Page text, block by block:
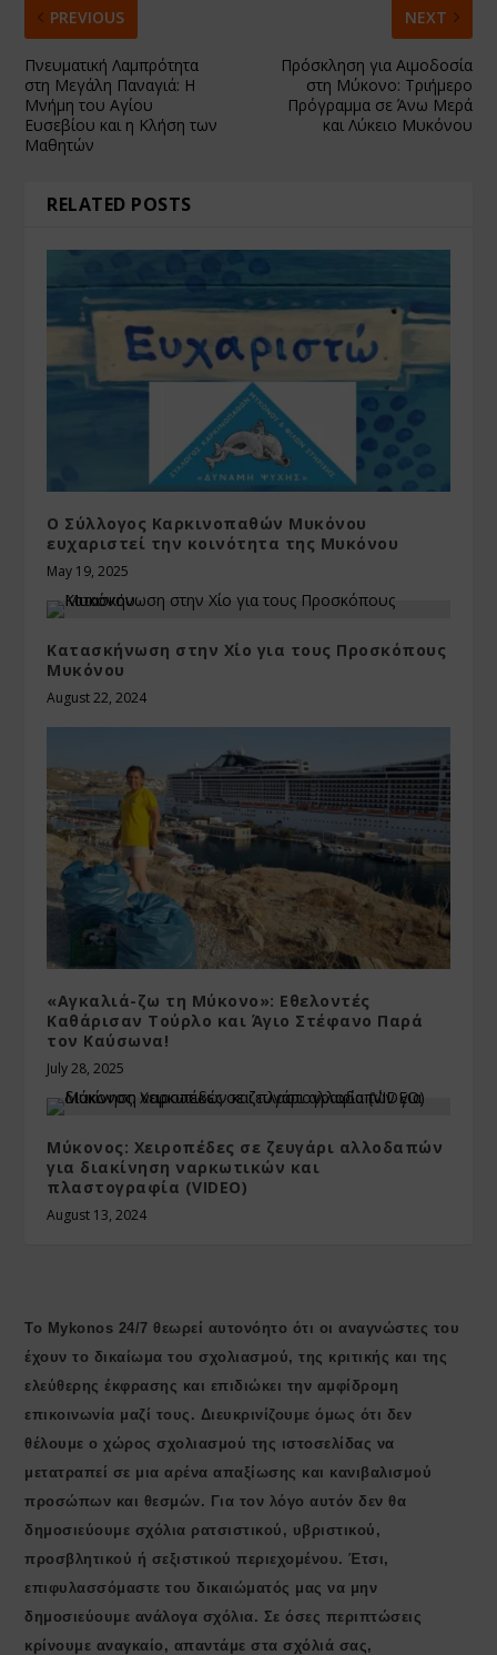
PREVIOUS
Πνευματική Λαμπρότητα
στη Μεγάλη Παναγιά: Η
Μνήμη του Αγίου
Ευσεβίου και η Κλήση των
Μαθητών
NEXT
Πρόσκληση για Αιμοδοσία
στη Μύκονο: Τριήμερο
Πρόγραμμα σε Άνω Μερά
και Λύκειο Μυκόνου
RELATED POSTS
O Σύλλογος Καρκινοπαθών Μυκόνου
ευχαριστεί την κοινότητα της Μυκόνου
May 19, 2025
Κατασκήνωση στην Χίο για τους Προσκόπους
Μυκόνου
August 22, 2024
«Αγκαλιά-ζω τη Μύκονο»: Εθελοντές
Καθάρισαν Τούρλο και Άγιο Στέφανο Παρά
τον Καύσωνα!
July 28, 2025
Μύκονος: Χειροπέδες σε ζευγάρι αλλοδαπών
για διακίνηση ναρκωτικών και
πλαστογραφία (VIDEO)
August 13, 2024
Το Mykonos 24/7 θεωρεί αυτονόητο ότι οι αναγνώστες του
έχουν το δικαίωμα του σχολιασμού, της κριτικής και της
ελεύθερης έκφρασης και επιδιώκει την αμφίδρομη
επικοινωνία μαζί τους. Διευκρινίζουμε όμως ότι δεν
θέλουμε ο χώρος σχολιασμού της ιστοσελίδας να
μετατραπεί σε μια αρένα απαξίωσης και κανιβαλισμού
προσώπων και θεσμών. Για τον λόγο αυτόν δεν θα
δημοσιεύουμε σχόλια ρατσιστικού, υβριστικού,
προσβλητικού ή σεξιστικού περιεχομένου. Έτσι,
επιφυλασσόμαστε του δικαιώματός μας να μην
δημοσιεύουμε ανάλογα σχόλια. Σε όσες περιπτώσεις
κρίνουμε αναγκαίο, απαντάμε στα σχόλιά σας,